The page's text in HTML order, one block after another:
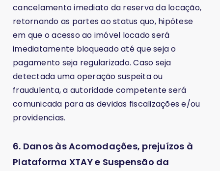
cancelamento imediato da reserva da locação,
retornando as partes ao status quo, hipótese
em que o acesso ao imóvel locado será
imediatamente bloqueado até que seja o
pagamento seja regularizado. Caso seja
detectada uma operação suspeita ou
fraudulenta, a autoridade competente será
comunicada para as devidas fiscalizações e/ou
providencias.
6. Danos às Acomodações, prejuízos à
Plataforma XTAY e Suspensão da